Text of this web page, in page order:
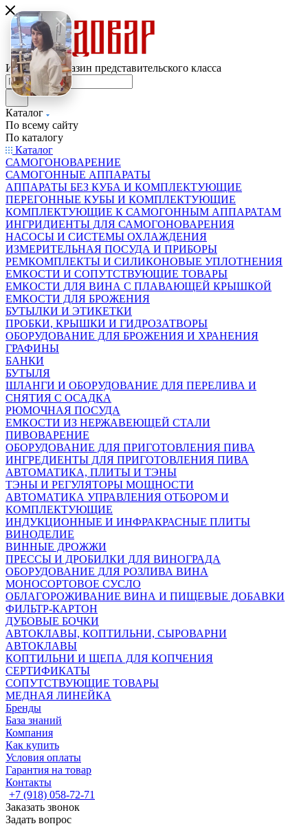
Интернет-магазин представительского класса
Каталог
По всему сайту
По каталогу
Каталог
САМОГОНОВАРЕНИЕ
САМОГОННЫЕ АППАРАТЫ
АППАРАТЫ БЕЗ КУБА И КОМПЛЕКТУЮЩИЕ
ПЕРЕГОННЫЕ КУБЫ И КОМПЛЕКТУЮЩИЕ
КОМПЛЕКТУЮЩИЕ К САМОГОННЫМ АППАРАТАМ
ИНГРИДИЕНТЫ ДЛЯ САМОГОНОВАРЕНИЯ
НАСОСЫ И СИСТЕМЫ ОХЛАЖДЕНИЯ
ИЗМЕРИТЕЛЬНАЯ ПОСУДА И ПРИБОРЫ
РЕМКОМПЛЕКТЫ И СИЛИКОНОВЫЕ УПЛОТНЕНИЯ
ЕМКОСТИ И СОПУТСТВУЮЩИЕ ТОВАРЫ
ЕМКОСТИ ДЛЯ ВИНА С ПЛАВАЮЩЕЙ КРЫШКОЙ
ЕМКОСТИ ДЛЯ БРОЖЕНИЯ
БУТЫЛКИ И ЭТИКЕТКИ
ПРОБКИ, КРЫШКИ И ГИДРОЗАТВОРЫ
ОБОРУДОВАНИЕ ДЛЯ БРОЖЕНИЯ И ХРАНЕНИЯ
ГРАФИНЫ
БАНКИ
БУТЫЛЯ
ШЛАНГИ И ОБОРУДОВАНИЕ ДЛЯ ПЕРЕЛИВА И
СНЯТИЯ С ОСАДКА
РЮМОЧНАЯ ПОСУДА
ЕМКОСТИ ИЗ НЕРЖАВЕЮЩЕЙ СТАЛИ
ПИВОВАРЕНИЕ
ОБОРУДОВАНИЕ ДЛЯ ПРИГОТОВЛЕНИЯ ПИВА
ИНГPЕДИЕНТЫ ДЛЯ ПРИГОТОВЛЕНИЯ ПИВА
АВТОМАТИКА, ПЛИТЫ И ТЭНЫ
ТЭНЫ И РЕГУЛЯТОРЫ МОЩНОСТИ
АВТОМАТИКА УПРАВЛЕНИЯ ОТБОРОМ И
КОМПЛЕКТУЮЩИЕ
ИНДУКЦИОННЫЕ И ИНФРАКРАСНЫЕ ПЛИТЫ
ВИНОДЕЛИЕ
ВИННЫЕ ДРОЖЖИ
ПРЕССЫ И ДРОБИЛКИ ДЛЯ ВИНОГРАДА
ОБОРУДОВАНИЕ ДЛЯ РОЗЛИВА ВИНА
МОНОСОРТОВОЕ СУСЛО
ОБЛАГОРОЖИВАНИЕ ВИНА И ПИЩЕВЫЕ ДОБАВКИ
ФИЛЬТР-КАРТОН
ДУБОВЫЕ БОЧКИ
АВТОКЛАВЫ, КОПТИЛЬНИ, СЫРОВАРНИ
АВТОКЛАВЫ
КОПТИЛЬНИ И ЩЕПА ДЛЯ КОПЧЕНИЯ
СЕРТИФИКАТЫ
СОПУТСТВУЮЩИЕ ТОВАРЫ
МЕДНАЯ ЛИНЕЙКА
Бренды
База знаний
Компания
Как купить
Условия оплаты
Гарантия на товар
Контакты
+7 (918) 058-72-71
Заказать звонок
Задать вопрос